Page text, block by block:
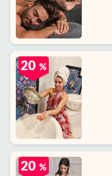
20 %
20 %